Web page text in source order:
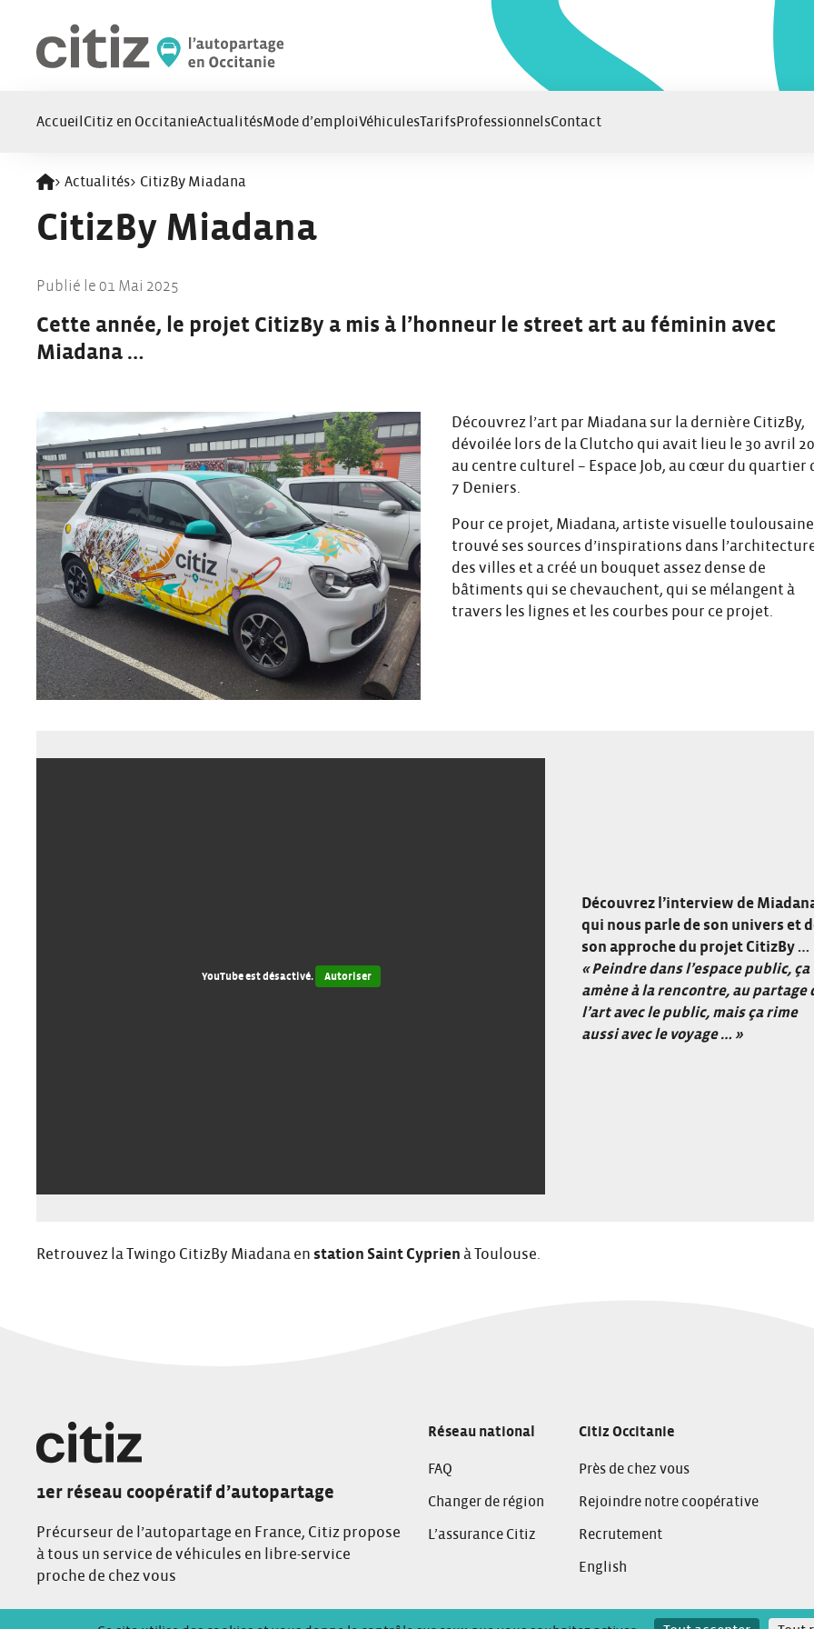
Accueil Citiz en OccitanieActualitésMode d’emploiVéhiculesTarifsProfessionnelsContact
Retour à l'accueil
> Actualités> CitizBy Miadana
CitizBy Miadana
Publié le 01 Mai 2025
Cette année, le projet CitizBy a mis à l’honneur le street art au féminin avec
Miadana …
Découvrez l’art par Miadana sur la dernière CitizBy,
dévoilée lors de la Clutcho qui avait lieu le 30 avril
au centre culturel – Espace Job, au cœur du quartier
7 Deniers.
Pour ce projet, Miadana, artiste visuelle
trouvé ses sources d’inspirations dans
des villes et a créé un bouquet assez dense de
bâtiments qui se chevauchent, qui se mélangent à
travers les lignes et les courbes pour ce projet.
YouTube est désactivé. Autoriser
Découvrez l’interview de
qui nous parle de son univers et
son approche du projet CitizBy …
« Peindre dans l’espace public, ça
amène à la rencontre, au partage
l’art avec le public, mais ça rime
aussi avec le voyage … »
Retrouvez la Twingo CitizBy Miadana en station Saint Cyprien à Toulouse.
1er réseau coopératif d’autopartage
Précurseur de l’autopartage en France, Citiz propose
à tous un service de véhicules en libre-service
proche de chez vous
Réseau national
FAQ
Changer de région
L’assurance Citiz
Citiz Occitanie
Près de chez vous
Rejoindre notre coopérative
Recrutement
English